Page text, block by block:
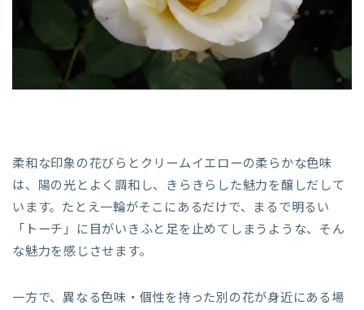
柔和な印象の花びらとクリームイエローの柔らかな色味
は、陽の光とよく調和し、きらきらした魅力を醸しだして
います。たとえ一輪がそこにあるだけで、まるで明るい
「トーチ」に目がいきふと足を止めてしまうような、そん
な魅力を感じさせます。
一方で、異なる色味・個性を持った別の花が身近にある場